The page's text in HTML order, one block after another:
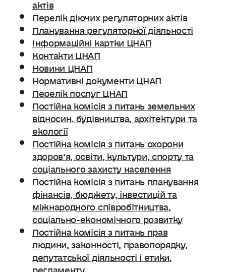
Перелік діючих регуляторних актів
Планування регуляторної діяльності
Інформаційні картки ЦНАП
Контакти ЦНАП
Новини ЦНАП
Нормативні документи ЦНАП
Перелік послуг ЦНАП
Постійна комісія з питань земельних
відносин. будівництва, архітектури та
екології
Постійна комісія з питань охорони
здоров’я, освіти, культури, спорту та
соціального захисту населення
Постійна комісія з питань планування
фінансів, бюджету, інвестицій та
міжнародного співробітництва,
соціально-економічного розвитку
Постійна комісія з питань прав
людини, законності, правопорядку,
депутатської діяльності і етики,
регламенту